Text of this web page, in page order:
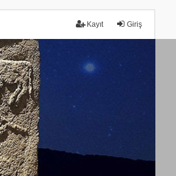
Giriş
Kayıt